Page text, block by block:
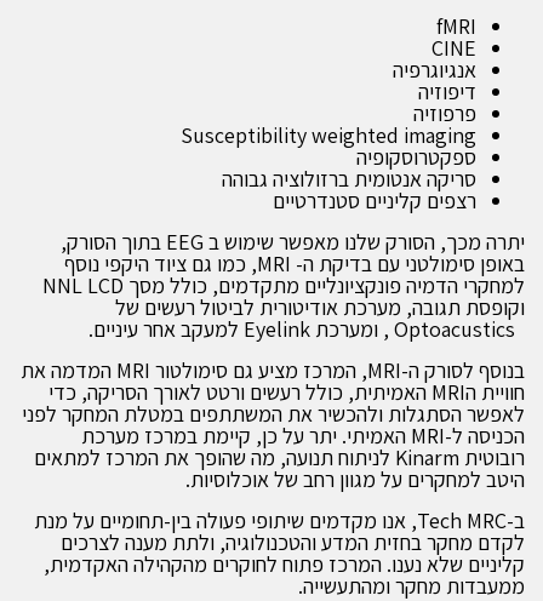
fMRI
CINE
אנגיוגרפיה
דיפוזיה
פרפוזיה
Susceptibility weighted imaging
ספקטרוסקופיה
סריקה אנטומית ברזולוציה גבוהה
רצפים קליניים סטנדרטיים
יתרה מכך, הסורק שלנו מאפשר שימוש ב EEG בתוך הסורק,
באופן סימולטני עם בדיקת ה- MRI, כמו גם ציוד היקפי נוסף
למחקרי הדמיה פונקציונליים מתקדמים, כולל מסך NNL LCD
וקופסת תגובה, מערכת אודיטורית לביטול רעשים של
בנוסף לסורק ה-MRI, המרכז מציע גם סימולטור MRI המדמה את
חוויית הMRI האמיתית, כולל רעשים ורטט לאורך הסריקה, כדי
לאפשר הסתגלות ולהכשיר את המשתתפים במטלת המחקר לפני
הכניסה ל-MRI האמיתי. יתר על כן, קיימת במרכז מערכת
רובוטית Kinarm לניתוח תנועה, מה שהופך את המרכז למתאים
היטב למחקרים על מגוון רחב של אוכלוסיות.
ב-Tech MRC, אנו מקדמים שיתופי פעולה בין-תחומיים על מנת
לקדם מחקר בחזית המדע והטכנולוגיה, ולתת מענה לצרכים
קליניים שלא נענו. המרכז פתוח לחוקרים מהקהילה האקדמית,
ממעבדות מחקר ומהתעשייה.